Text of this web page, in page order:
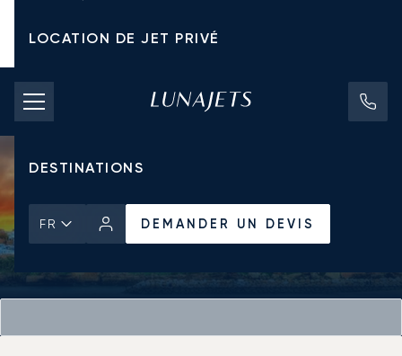
LOCATION DE JET PRIVÉ
TARIFS D'AFFRÈTEMENT
JETS PRIVÉS
DESTINATIONS
FR DEMANDER UN DEVIS